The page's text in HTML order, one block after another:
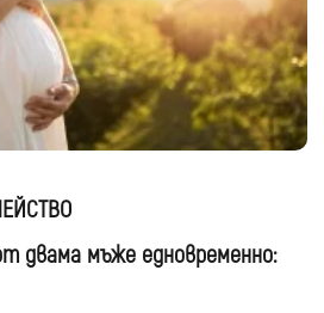
двама мъже едновременно: